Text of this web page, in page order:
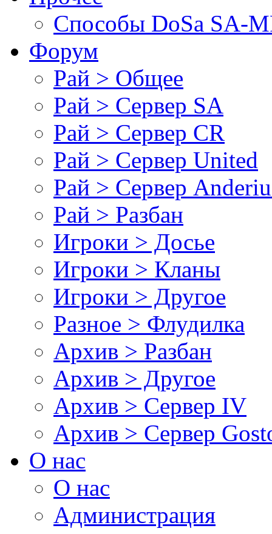
Cпособы DoSа SA-
Форум
Рай > Общее
Рай > Сервер SA
Рай > Сервер CR
Рай > Сервер United
Рай > Сервер
Рай > Разбан
Игроки > Досье
Игроки > Кланы
Игроки > Другое
Разное > Флудилка
Архив > Разбан
Архив > Другое
Архив > Сервер IV
Архив > Сервер
О нас
О нас
Администрация